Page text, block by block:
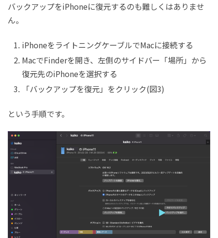
バックアップをiPhoneに復元するのも難しくはありませ
ん。
iPhoneをライトニングケーブルでMacに接続する
MacでFinderを開き、左側のサイドバー「場所」から
復元先のiPhoneを選択する
「バックアップを復元」をクリック(図3)
という手順です。